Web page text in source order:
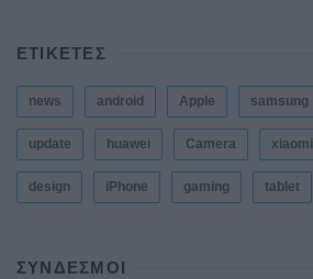
ΕΤΙΚΕΤΕΣ
news android Apple samsung
update huawei Camera xiaomi
design iPhone gaming tablet
ΣΎΝΔΕΣΜΟΙ